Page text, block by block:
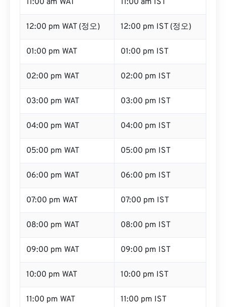
11:00 am WAT 11:00 am IST
12:00 pm WAT (정오) 12:00 pm IST (정오)
01:00 pm WAT 01:00 pm IST
02:00 pm WAT 02:00 pm IST
03:00 pm WAT 03:00 pm IST
04:00 pm WAT 04:00 pm IST
05:00 pm WAT 05:00 pm IST
06:00 pm WAT 06:00 pm IST
07:00 pm WAT 07:00 pm IST
08:00 pm WAT 08:00 pm IST
09:00 pm WAT 09:00 pm IST
10:00 pm WAT 10:00 pm IST
11:00 pm WAT 11:00 pm IST